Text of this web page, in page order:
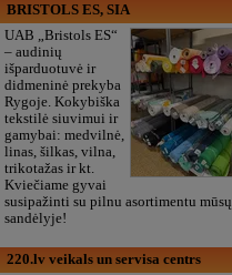
BRISTOLS ES, SIA
UAB „Bristols ES“
– audinių
išparduotuvė ir
didmeninė prekyba
Rygoje. Kokybiška
tekstilė siuvimui ir
gamybai: medvilnė,
linas, šilkas, vilna,
trikotažas ir kt.
Kviečiame gyvai
susipažinti su pilnu asortimentu mūsų
sandėlyje!
220.lv veikals un servisa centrs